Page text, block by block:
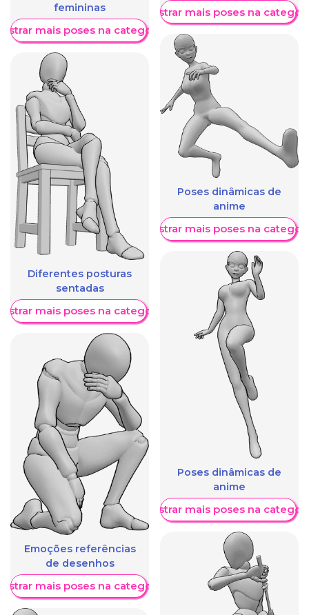
femininas
mais poses na categoria
Diferentes posturas
sentadas
mais poses na categoria
Emoções referências
de desenhos
mais poses na categoria
Mostrar mais poses na
Poses dinâmicas de
anime
Mostrar mais poses na
Poses dinâmicas de
anime
Mostrar mais poses na